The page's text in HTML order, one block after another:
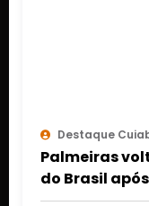
Destaque
Palmeiras
do Brasil
retrospecto